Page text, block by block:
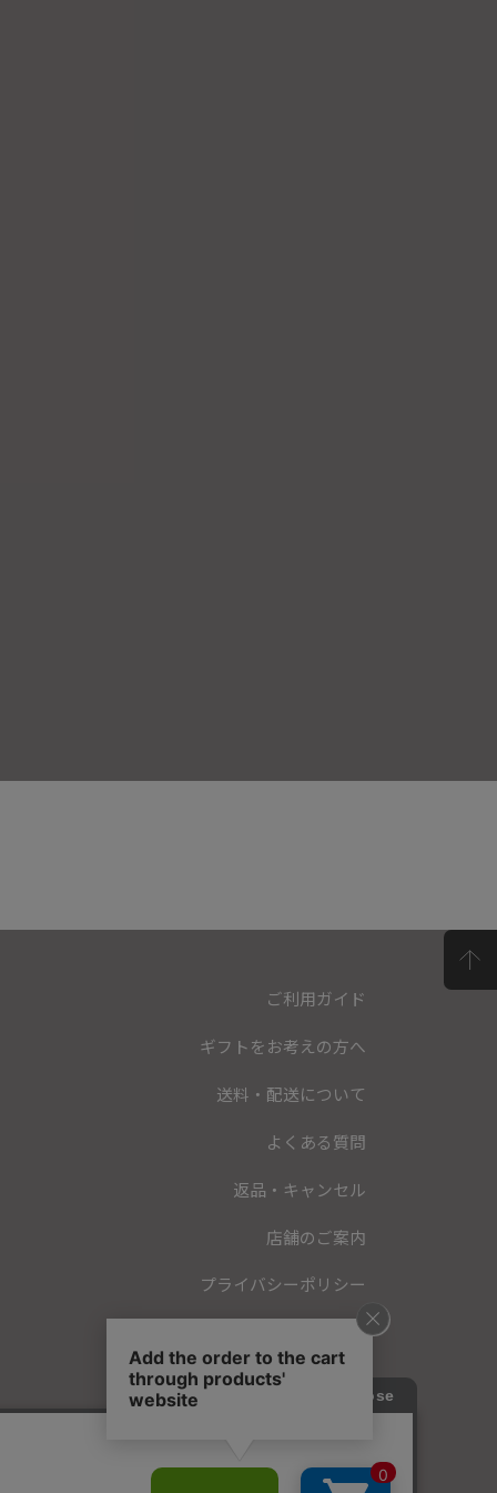
ご利用ガイド
ギフトをお考えの方へ
送料・配送について
よくある質問
返品・キャンセル
店舗のご案内
プライバシーポリシー
特定商取引法に基づく表記